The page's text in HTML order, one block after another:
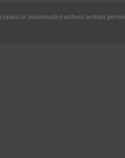
or downloaded without written